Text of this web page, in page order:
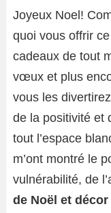
Joyeux Noel!
quoi vous offrir
cadeaux de tout
vœux et plus
vous les
de la positivité et
tout l’espace
m’ont montré le
vulnérabilité, de
de Noël et